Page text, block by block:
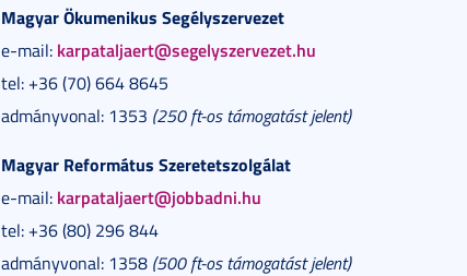
Magyar Ökumenikus Segélyszervezet
e-mail: karpataljaert@segelyszervezet.hu
tel: +36 (70) 664 8645
admányvonal: 1353 (250 ft-os támogatást jelent)
Magyar Református Szeretetszolgálat
e-mail: karpataljaert@jobbadni.hu
tel: +36 (80) 296 844
admányvonal: 1358 (500 ft-os támogatást jelent)